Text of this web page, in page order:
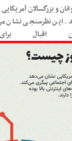
و بزرگسالان
نظرسنجی نشان
اقبال